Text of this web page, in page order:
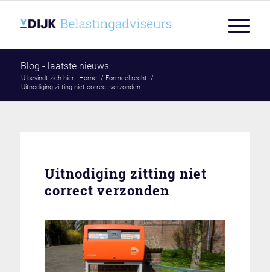
Blog - laatste nieuws
U bevindt zich hier: Home / Formeel recht /
Uitnodiging zitting niet correct verzonden
Uitnodiging zitting niet
correct verzonden